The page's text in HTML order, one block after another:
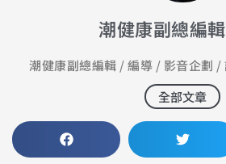
潮健康副總編
潮健康副總編輯 / 編導 / 影音企劃 /
全部文章